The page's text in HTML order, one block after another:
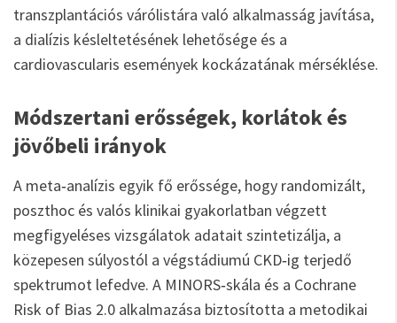
transzplantációs várólistára való alkalmasság javítása,
a dialízis késleltetésének lehetősége és a
cardiovascularis események kockázatának mérséklése.
Módszertani erősségek, korlátok és
jövőbeli irányok
A meta‑analízis egyik fő erőssége, hogy randomizált,
poszthoc és valós klinikai gyakorlatban végzett
megfigyeléses vizsgálatok adatait szintetizálja, a
közepesen súlyostól a végstádiumú CKD‑ig terjedő
spektrumot lefedve. A MINORS‑skála és a Cochrane
Risk of Bias 2.0 alkalmazása biztosította a metodikai